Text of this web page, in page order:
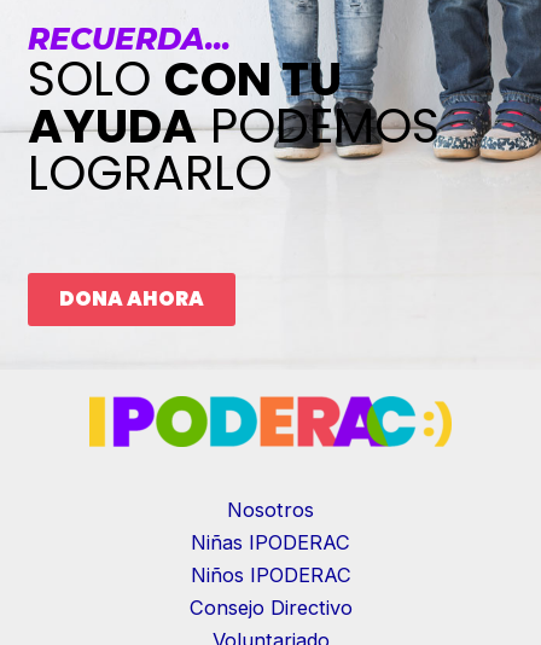
RECUERDA...
SOLO CON TU
AYUDAPODEMOS
LOGRARLO
DONA AHORA
Nosotros
Niñas IPODERAC
Niños IPODERAC
Consejo Directivo
Voluntariado